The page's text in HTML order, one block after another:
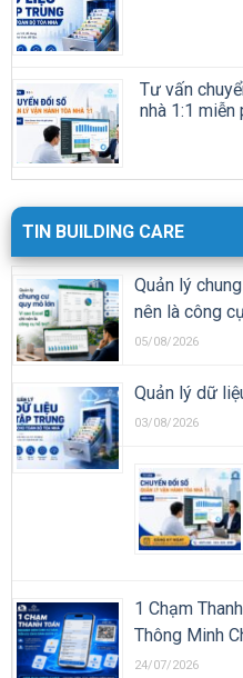
Tư vấn
nhà 1:1 miễn
TIN BUILDING CARE
Quản lý
nên là công
05/08/2026
Quản lý dữ
03/08/2026
1 Chạm
Thông Minh
24/07/2026